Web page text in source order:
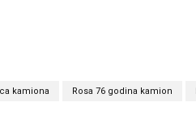
kamiona Rosa 76 godina kamion